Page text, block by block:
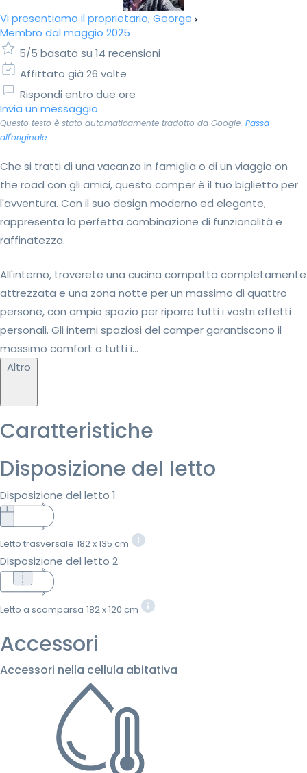
Vi presentiamo il proprietario, George
Membro dal maggio 2025
5/5 basato su 14 recensioni
Affittato già 26 volte
Rispondi entro due ore
Invia un messaggio
Questo testo è stato automaticamente tradotto da Google. Passa
all'originale
Che si tratti di una vacanza in famiglia o di un viaggio on
the road con gli amici, questo camper è il tuo biglietto per
l'avventura. Con il suo design moderno ed elegante,
rappresenta la perfetta combinazione di funzionalità e
raffinatezza.
All'interno, troverete una cucina compatta completamente
attrezzata e una zona notte per un massimo di quattro
persone, con ampio spazio per riporre tutti i vostri effetti
personali. Gli interni spaziosi del camper garantiscono il
massimo comfort a tutti i...
Altro
Caratteristiche
Disposizione del letto
Disposizione del letto 1
Letto trasversale 182 x 135 cm
Disposizione del letto 2
Letto a scomparsa 182 x 120 cm
Accessori
Accessori nella cellula abitativa